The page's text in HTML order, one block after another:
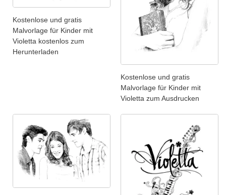
Kostenlose und gratis
Malvorlage für Kinder mit
Violetta kostenlos zum
Herunterladen
Kostenlose und gratis
Malvorlage für Kinder mit
Violetta zum Ausdrucken